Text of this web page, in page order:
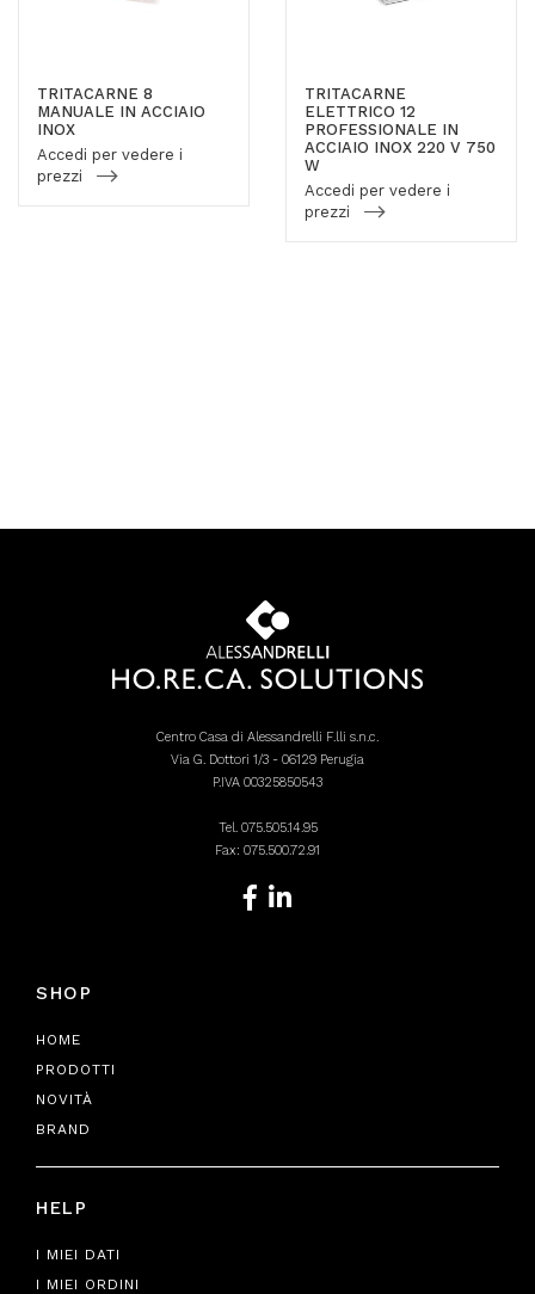
TRITACARNE 8
MANUALE IN ACCIAIO
INOX
Accedi per vedere i
prezzi
TRITACARNE
ELETTRICO 12
PROFESSIONALE IN
ACCIAIO INOX 220 V 750
W
Accedi per vedere i
prezzi
Centro Casa di Alessandrelli F.lli s.n.c.
Via G. Dottori 1/3 - 06129 Perugia
P.IVA 00325850543
Tel. 075.505.14.95
Fax: 075.500.72.91
SHOP
HOME
PRODOTTI
NOVITÀ
BRAND
HELP
I MIEI DATI
I MIEI ORDINI